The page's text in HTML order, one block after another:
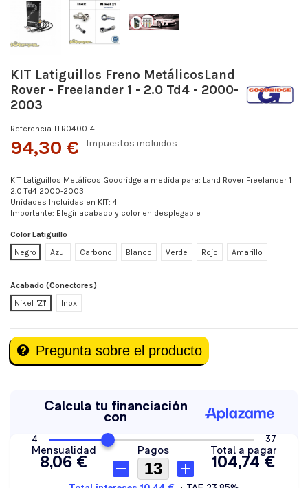
KIT Latiguillos Freno MetálicosLand
Rover - Freelander 1 - 2.0 Td4 - 2000-
2003
Referencia TLR0400-4
94,30 € Impuestos incluidos
KIT Latiguillos Metálicos Goodridge a medida para: Land Rover Freelander 1
2.0 Td4 2000-2003
Unidades Incluidas en KIT: 4
Importante: Elegir acabado y color en desplegable
Color Latiguillo
Negro
Azul Carbono Blanco Verde Rojo Amarillo
Acabado (Conectores)
Nikel "Z1"
Inox
Pregunta sobre el producto